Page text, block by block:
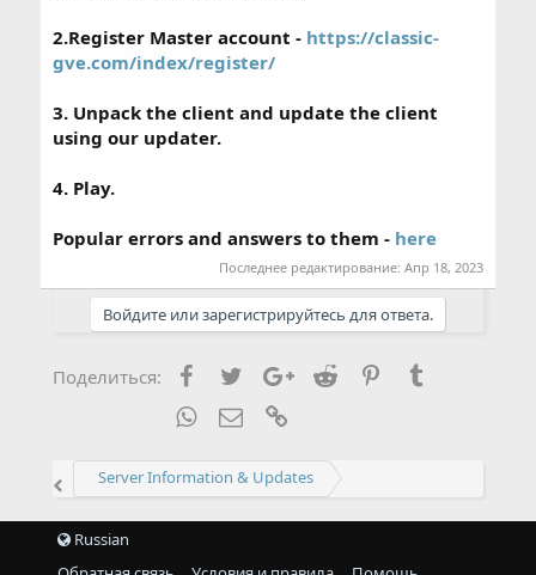
2.Register Master account - https://classic-
gve.com/index/register/
3. Unpack the client and update the client
using our updater.
4. Play.
Popular errors and answers to them - here
Последнее редактирование:Апр 18, 2023
Войдите или зарегистрируйтесь для ответа.
Поделиться: FacebookTwitterGoogle+
Reddit Pinterest
WhatsAppЭлектронная почта
Server Information & Updates
Russian